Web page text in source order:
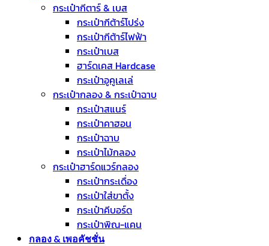
กระเป๋ากีตาร์ & เบส
กระเป๋ากีต้าร์โปร่ง
กระเป๋ากีต้าร์ไฟฟ้า
กระเป๋าเบส
ฮาร์ดเคส Hardcase
กระเป๋าอูคูเลเล่
กระเป๋ากลอง & กระเป๋าฉาบ
กระเป๋าสแนร์
กระเป๋าคาฮอน
กระเป๋าฉาบ
กระเป๋าไม้กลอง
กระเป๋าฮาร์ดแวร์กลอง
กระเป๋ากระเดื่อง
กระเป๋าใส่ขาตั้ง
กระเป๋าคีบอร์ด
กระเป๋าพิณ-แคน
กลอง & เพอคัชชั่น